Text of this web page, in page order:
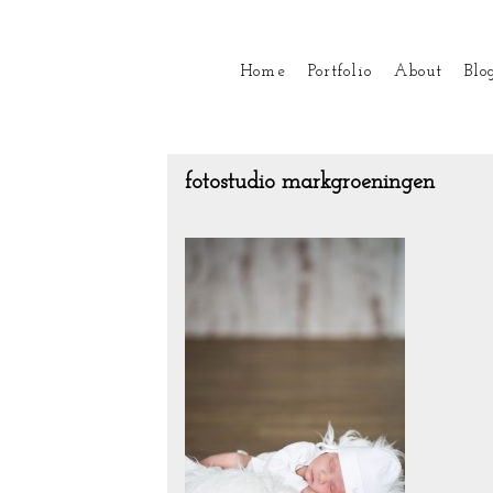
Home Portfolio About
fotostudio markgroeningen